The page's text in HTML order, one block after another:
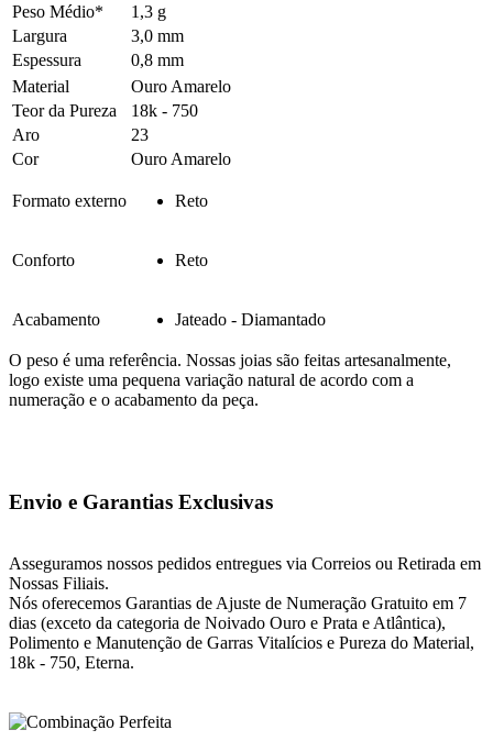
Peso Médio*
1,3 g
Largura
3,0 mm
Espessura
0,8 mm
Material
Ouro Amarelo
Teor da Pureza
18k - 750
Aro
23
Cor
Ouro Amarelo
Formato externo Reto
Conforto Reto
Acabamento Jateado - Diamantado
O peso é uma referência. Nossas joias são feitas artesanalmente,
logo existe uma pequena variação natural de acordo com a
numeração e o acabamento da peça.
Envio e Garantias Exclusivas
Asseguramos nossos pedidos entregues via Correios ou Retirada em
Nossas Filiais.
Nós oferecemos Garantias de Ajuste de Numeração Gratuito em 7
dias (exceto da categoria de Noivado Ouro e Prata e Atlântica),
Polimento e Manutenção de Garras Vitalícios e Pureza do Material,
18k - 750, Eterna.